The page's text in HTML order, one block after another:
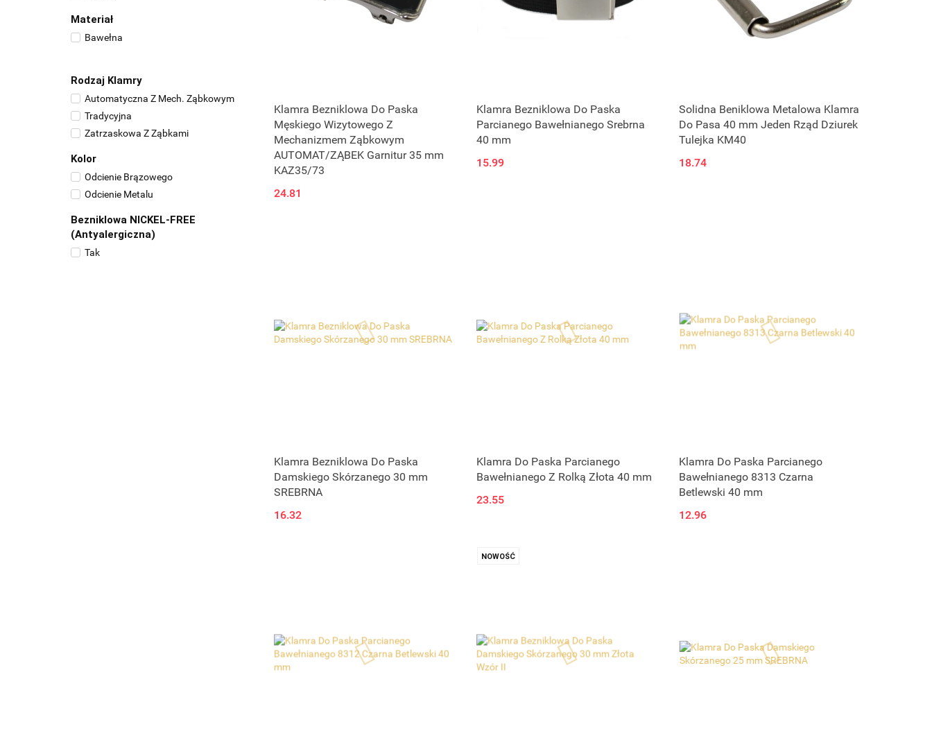
Materiał
Bawełna
Rodzaj Klamry
Automatyczna Z Mech. Ząbkowym
Tradycyjna
Zatrzaskowa Z Ząbkami
Kolor
Odcienie Brązowego
Odcienie Metalu
Bezniklowa NICKEL-FREE
(Antyalergiczna)
Tak
Klamra Bezniklowa Do Paska
Męskiego Wizytowego Z
Mechanizmem Ząbkowym
AUTOMAT/ZĄBEK Garnitur 35 mm
KAZ35/73
24.81
Produkt niedostępny
Klamra Bezniklowa Do Paska
Parcianego Bawełnianego Srebrna
40 mm
15.99
Produkt niedostępny
Solidna Beniklowa Metalowa Klamra
Do Pasa 40 mm Jeden Rząd Dziurek
Tulejka KM40
18.74
Produkt niedostępny
Klamra Bezniklowa Do Paska
Damskiego Skórzanego 30 mm
SREBRNA
16.32
Produkt niedostępny
Klamra Do Paska Parcianego
Bawełnianego Z Rolką Złota 40 mm
23.55
Produkt niedostępny
Klamra Do Paska Parcianego
Bawełnianego 8313 Czarna
Betlewski 40 mm
12.96
NOWOŚĆ